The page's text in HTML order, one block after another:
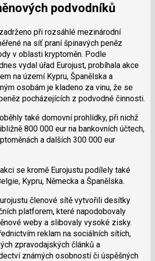
podvodníků
při rozsáhlé mezinárodní
na síť praní špinavých peněz
v oblasti kryptoměn. Podle
vydal úřad Eurojust, probíhala akce
na území Kypru, Španělska a
osobám je kladeno za vinu, že se
pocházejících z podvodné činnosti.
také domovní prohlídky, při nichž
800 000 eur na bankovních účtech,
a dalších 300 000 eur
se kromě Eurojustu podílely také
Kypru, Německa a Španělska.
členové sítě vytvořili desítky
platforem, které napodobovaly
weby a slibovaly vysoké zisky.
reklam na sociálních sítích,
zpravodajských článků a
známých osobností či úspěšných